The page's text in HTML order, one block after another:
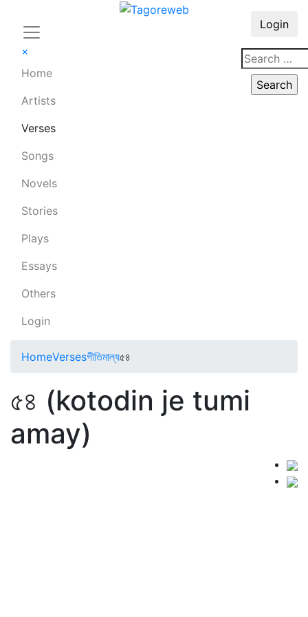
×
Home
Artists
Verses
Songs
Novels
Stories
Plays
Essays
Others
Login
Login
HomeVersesগীতিমাল্য৫৪
৫৪ (kotodin je tumi
amay)